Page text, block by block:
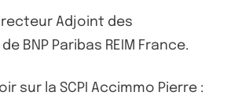
Adjoint des
BNP Paribas REIM France.
sur la SCPI Accimmo Pierre :